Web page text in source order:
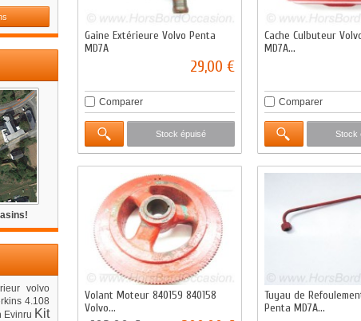
volvo
4.108
Evinru Kit
Gaine Extérieure Volvo Penta
MD7A
29,00 €
Comparer
Stock épuisé
Cache Culbuteur
MD7A...
Comparer
Stock
Volant Moteur 840159 840158
Volvo...
Tuyau de
Penta MD7A...